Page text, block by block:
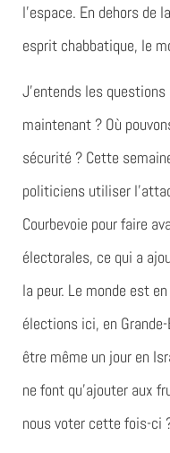
l’espace. En dehors de
esprit chabbatique, le
J’entends les
maintenant ? Où
sécurité ? Cette
politiciens utiliser
Courbevoie pour faire
électorales, ce qui a
la peur. Le monde est
élections ici, en
être même un jour en
ne font qu’ajouter aux
nous voter cette fois-ci